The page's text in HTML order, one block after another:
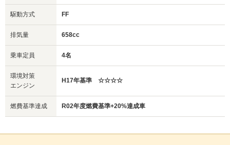
駆動方式 FF
排気量 658cc
乗車定員 4名
環境対策
エンジン
H17年基準 ☆☆☆☆
燃費基準達成 R02年度燃費基準+20%達成車